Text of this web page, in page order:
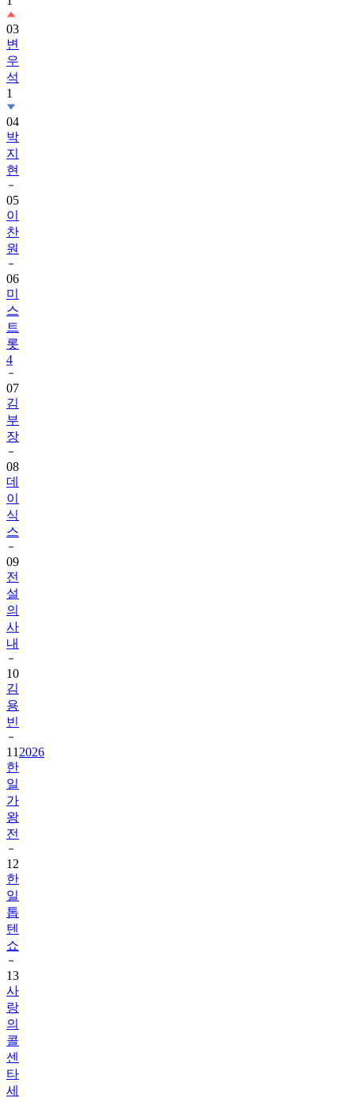
03
변
우
석
1
04
박
지
현
05
이
찬
원
06
미
스
트
롯
4
07
김
부
장
08
데
이
식
스
09
전
설
의
사
내
10
김
용
빈
11 2026
한
일
가
왕
전
12
한
일
톱
텐
쇼
13
사
랑
의
콜
센
타
세